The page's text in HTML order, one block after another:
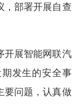
，部署开展自查
开展智能网联汽
发生的安全事
要问题，认真做